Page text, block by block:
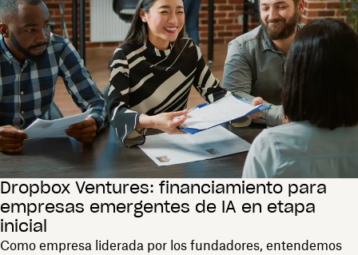
Dropbox Ventures: financiamiento para
empresas emergentes de IA en etapa
inicial
Como empresa liderada por los fundadores, entendemos